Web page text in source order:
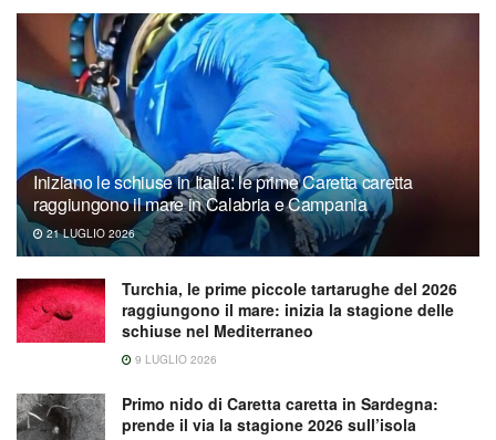
Iniziano le schiuse in Italia: le prime Caretta caretta
raggiungono il mare in Calabria e Campania
21 LUGLIO 2026
Turchia, le prime piccole tartarughe del 2026
raggiungono il mare: inizia la stagione delle
schiuse nel Mediterraneo
9 LUGLIO 2026
Primo nido di Caretta caretta in Sardegna:
prende il via la stagione 2026 sull’isola